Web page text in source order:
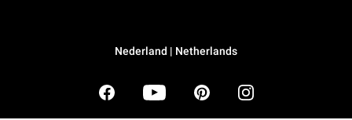
Nederland | Netherlands